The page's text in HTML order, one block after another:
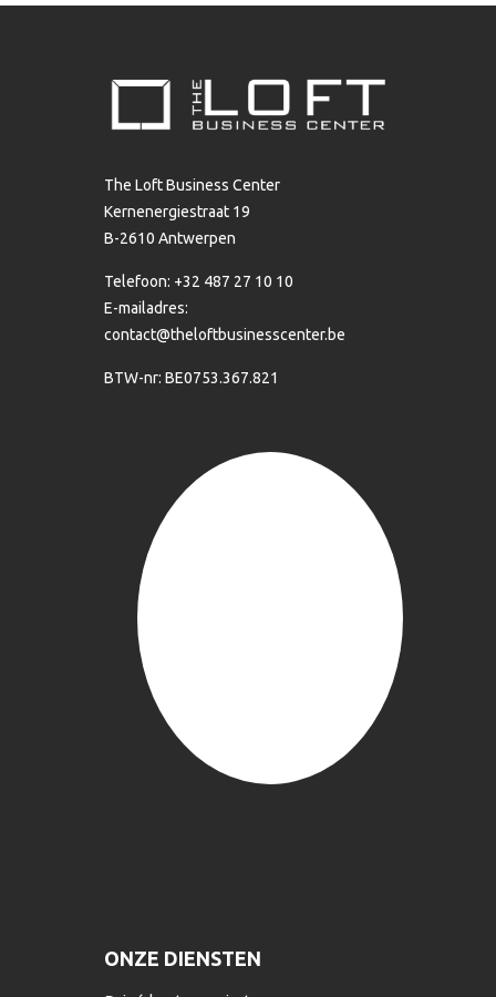
The Loft Business Center
Kernenergiestraat 19
B-2610 Antwerpen
Telefoon: +32 487 27 10 10
E-mailadres:
contact@theloftbusinesscenter.be
BTW-nr: BE0753.367.821
ONZE DIENSTEN